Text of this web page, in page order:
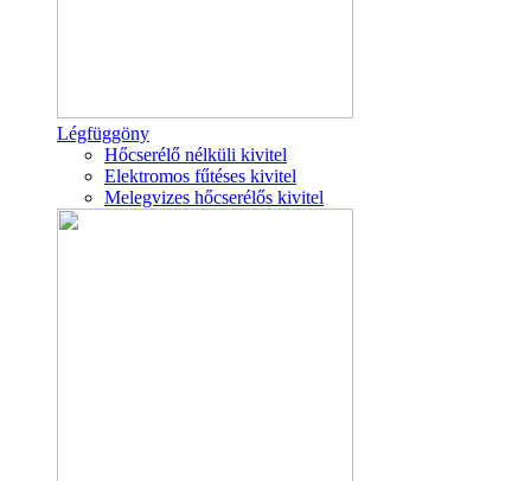
Légfüggöny
Hőcserélő nélküli kivitel
Elektromos fűtéses kivitel
Melegvizes hőcserélős kivitel